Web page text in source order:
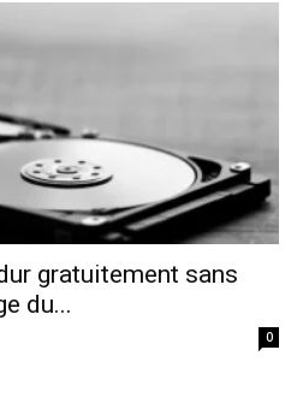
gratuitement sans
du...
0